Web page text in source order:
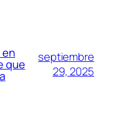
en
que
septiembre
29, 2025